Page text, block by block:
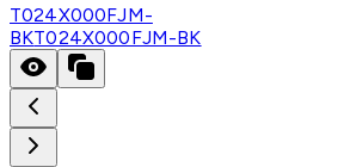
T024X000FJM-
BKT024X000FJM-BK